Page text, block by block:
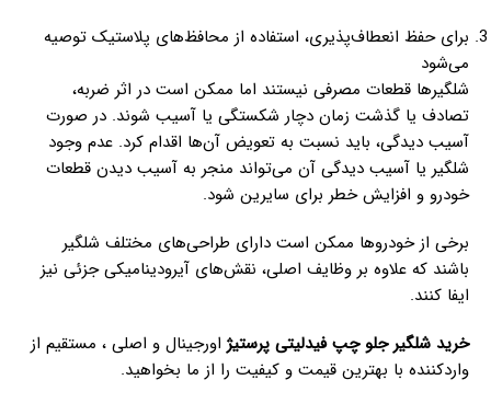
برای حفظ انعطاف‌پذیری، استفاده از محافظ‌های پلاستیک توصیه
می‌شود
شلگیرها قطعات مصرفی نیستند اما ممکن است در اثر ضربه،
تصادف یا گذشت زمان دچار شکستگی یا آسیب شوند. در صورت
آسیب دیدگی، باید نسبت به تعویض آن‌ها اقدام کرد. عدم وجود
شلگیر یا آسیب دیدگی آن می‌تواند منجر به آسیب دیدن قطعات
خودرو و افزایش خطر برای سایرین شود.
برخی از خودروها ممکن است دارای طراحی‌های مختلف شلگیر
باشند که علاوه بر وظایف اصلی، نقش‌های آیرودینامیکی جزئی نیز
ایفا کنند.
خرید شلگیر جلو چپ فیدلیتی پرستیژ اورجینال و اصلی ، مستقیم از
واردکننده با بهترین قیمت و کیفیت را از ما بخواهید.